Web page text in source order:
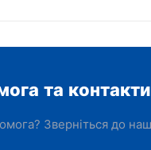
та контакти
Зверніться до